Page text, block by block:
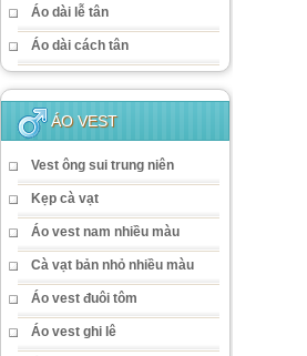
Áo dài lễ tân
Áo dài cách tân
ÁO VEST
Vest ông sui trung niên
Kẹp cà vạt
Áo vest nam nhiều màu
Cà vạt bản nhỏ nhiều màu
Áo vest đuôi tôm
Áo vest ghi lê